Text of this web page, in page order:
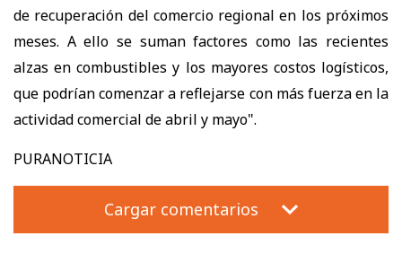
de recuperación del comercio regional en los próximos
meses. A ello se suman factores como las recientes
alzas en combustibles y los mayores costos logísticos,
que podrían comenzar a reflejarse con más fuerza en la
actividad comercial de abril y mayo".
PURANOTICIA
Cargar comentarios